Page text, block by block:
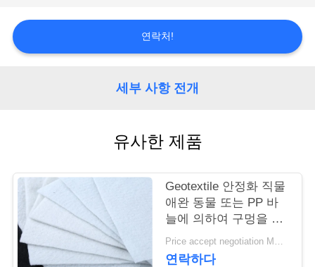
행
리
연
연락처!
세부 사항 전개
유사한 제품
Geotextile 안정화 직물
애완 동물 또는 PP 바
늘에 의하여 구멍을 뚫
는 Geotextile 백색 노화
방지
Price accept negotiation MOQ:1sqm
연락하다